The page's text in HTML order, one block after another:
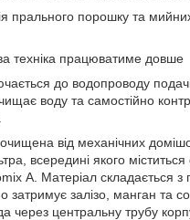
прального порошку та
техніка працюватиме довше
до водопроводу
воду та самостійно
від механічних
всередині якого
A. Матеріал складається з
затримує залізо, манган та
через центральну трубу